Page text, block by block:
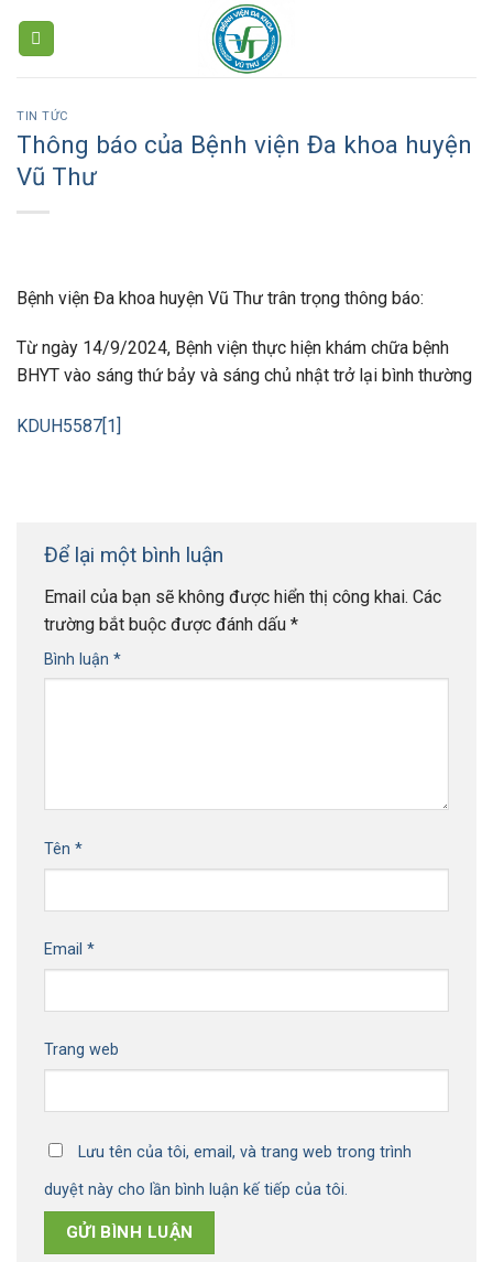
TIN TỨC
Thông báo của Bệnh viện Đa khoa huyện
Vũ Thư
Bệnh viện Đa khoa huyện Vũ Thư trân trọng thông báo:
Từ ngày 14/9/2024, Bệnh viện thực hiện khám chữa bệnh
BHYT vào sáng thứ bảy và sáng chủ nhật trở lại bình thường
KDUH5587[1]
Để lại một bình luận
Email của bạn sẽ không được hiển thị công khai. Các
trường bắt buộc được đánh dấu *
Bình luận *
Tên *
Email *
Trang web
Lưu tên của tôi, email, và trang web trong trình
duyệt này cho lần bình luận kế tiếp của tôi.